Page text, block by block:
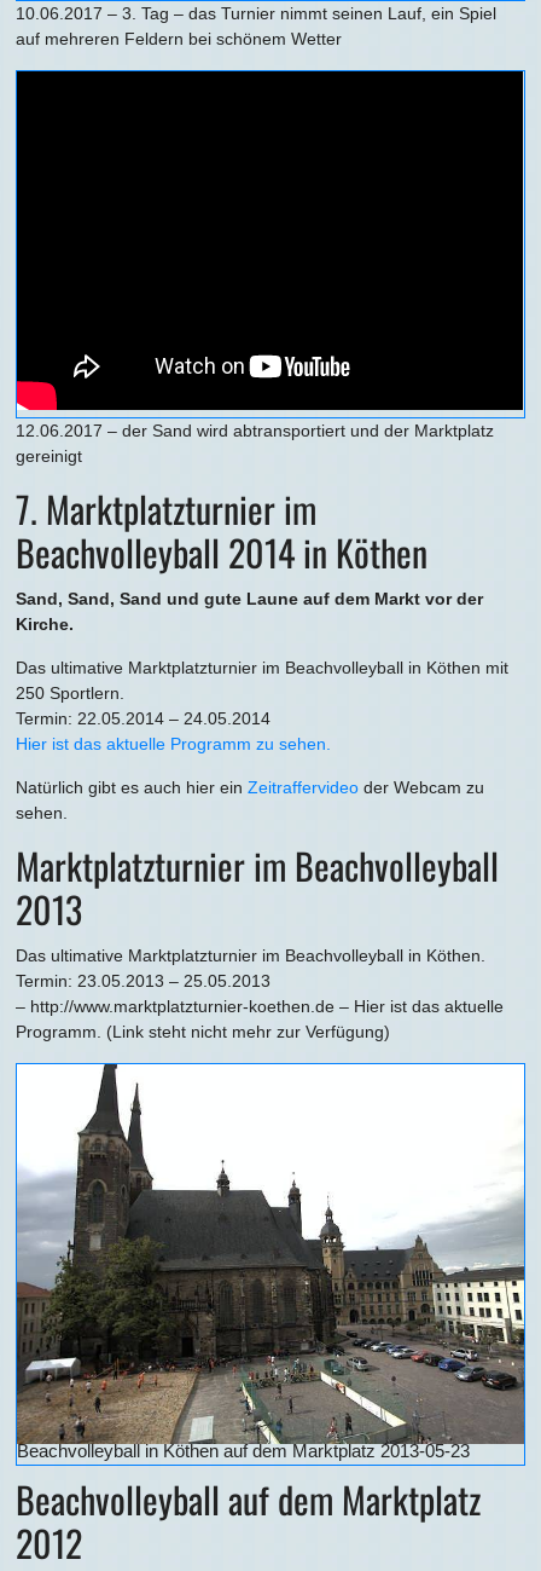
10.06.2017 – 3. Tag – das Turnier nimmt seinen Lauf, ein Spiel
auf mehreren Feldern bei schönem Wetter
12.06.2017 – der Sand wird abtransportiert und der Marktplatz
gereinigt
7. Marktplatzturnier im
Beachvolleyball 2014 in Köthen
Sand, Sand, Sand und gute Laune auf dem Markt vor der
Kirche.
Das ultimative Marktplatzturnier im Beachvolleyball in Köthen mit
250 Sportlern.
Termin: 22.05.2014 – 24.05.2014
Hier ist das aktuelle Programm zu sehen.
Natürlich gibt es auch hier einZeitraffervideo der Webcam zu
sehen.
Marktplatzturnier im Beachvolleyball
2013
Das ultimative Marktplatzturnier im Beachvolleyball in Köthen.
Termin: 23.05.2013 – 25.05.2013
– http://www.marktplatzturnier-koethen.de – Hier ist das aktuelle
Programm. (Link steht nicht mehr zur Verfügung)
Beachvolleyball in Köthen auf dem Marktplatz 2013-05-23
Beachvolleyball auf dem Marktplatz
2012